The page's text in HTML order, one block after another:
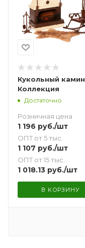
Кукольный камин
Коллекция
Достаточно
Розничная цена
1 196 руб./шт
ОПТ от 5 тыс.
1 107 руб./шт
ОПТ от 15 тыс.
1 018.13 руб./шт
В КОРЗИНУ